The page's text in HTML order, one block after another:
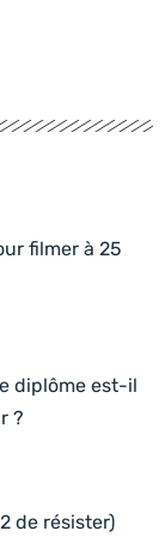
filmer à 25
diplôme est-il
?
de résister)